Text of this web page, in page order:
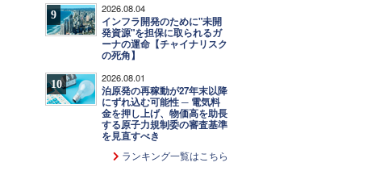
9 2026.08.04
インフラ開発のために"未開
発資源"を担保に取られるガ
ーナの運命【チャイナリスク
の死角】
10 2026.08.01
泊原発の再稼動が27年末以降
にずれ込む可能性 ─ 電気料
金を押し上げ、物価高を助長
する原子力規制委の審査基準
を見直すべき
ランキング一覧はこちら